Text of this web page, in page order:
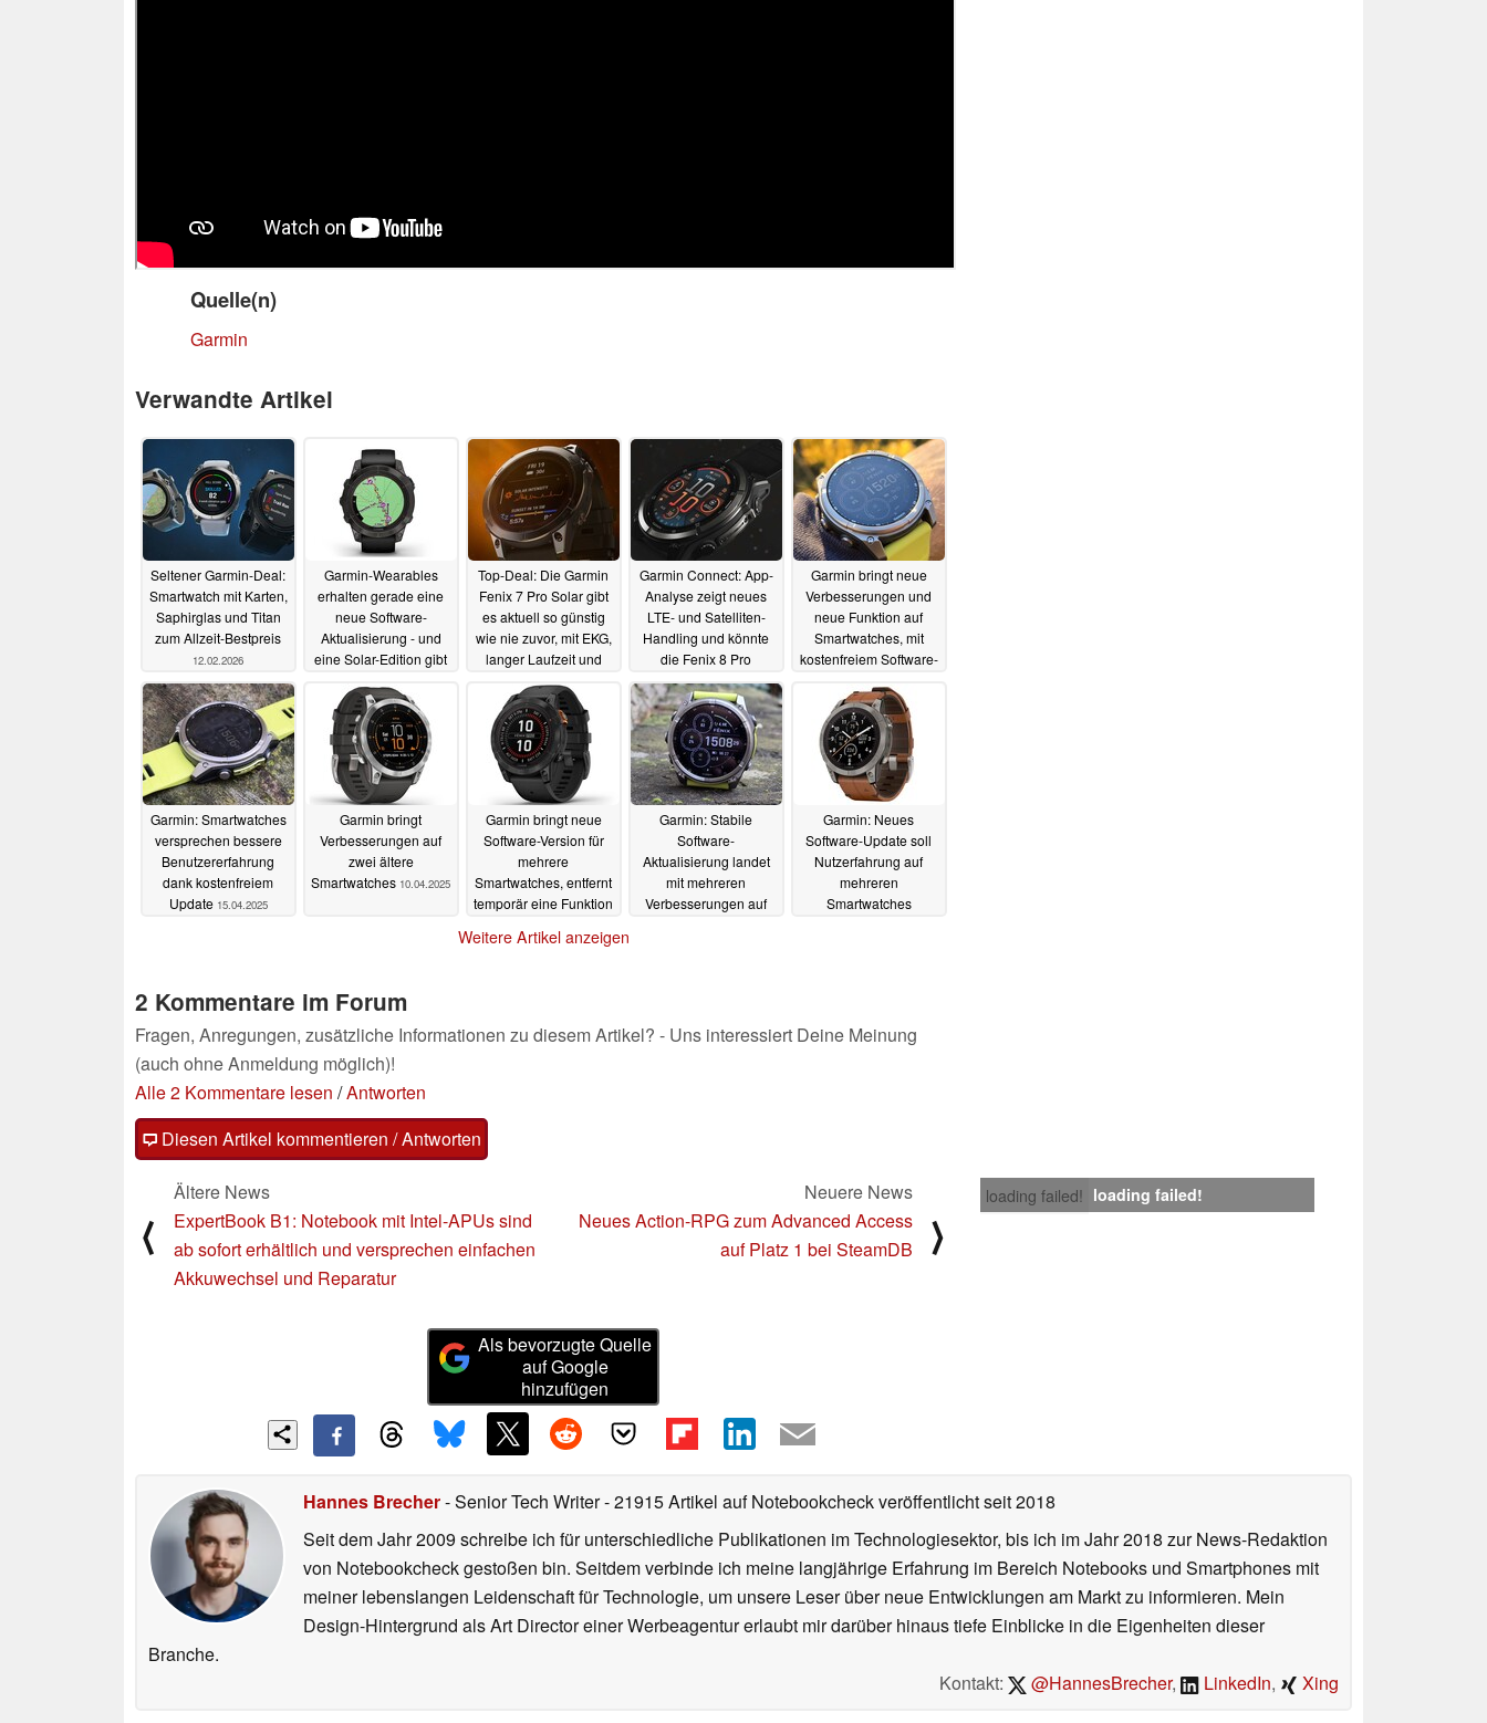
Quelle(n)
Garmin
Verwandte Artikel
Seltener Garmin-Deal:
Smartwatch mit Karten,
Saphirglas und Titan
zum Allzeit-Bestpreis
12.02.2026
Garmin-Wearables
erhalten gerade eine
neue Software-
Aktualisierung - und
eine Solar-Edition gibt
Top-Preis25.11.2025
Top-Deal: Die Garmin
Fenix 7 Pro Solar gibt
es aktuell so günstig
wie nie zuvor, mit EKG,
langer Laufzeit und
21.11.2025
Garmin Connect: App-
Analyse zeigt neues
LTE- und Satelliten-
Handling und könnte
die Fenix 8 Pro
vorbereiten17.08.2025
Garmin bringt neue
Verbesserungen und
neue Funktion auf
Smartwatches, mit
kostenfreiem Software-
Garmin: Smartwatches
versprechen bessere
Benutzererfahrung
dank kostenfreiem
Update 15.04.2025
Garmin bringt
Verbesserungen auf
zwei ältere
Smartwatches 10.04.2025
Garmin bringt neue
Software-Version für
mehrere
Smartwatches, entfernt
temporär eine Funktion
Garmin: Stabile
Software-
Aktualisierung landet
mit mehreren
Verbesserungen auf
Garmin: Neues
Software-Update soll
Nutzerfahrung auf
mehreren
Smartwatches
Weitere Artikel anzeigen
2 Kommentare im Forum
Fragen, Anregungen, zusätzliche Informationen zu diesem Artikel? - Uns interessiert Deine Meinung
(auch ohne Anmeldung möglich)!
Alle 2 Kommentare lesen /Antworten
Diesen Artikel kommentieren / Antworten
loading failed! loading failed!
⟨
Ältere News
ExpertBook B1: Notebook mit Intel-APUs sind
ab sofort erhältlich und versprechen einfachen
Akkuwechsel und Reparatur
Neuere News
Neues Action-RPG zum Advanced Access
auf Platz 1 bei SteamDB
⟩
Als bevorzugte Quelle
auf Google
hinzufügen
Hannes Brecher- Senior Tech Writer- 21915 Artikel auf Notebookcheck veröffentlichtseit 2018
Seit dem Jahr 2009 schreibe ich für unterschiedliche Publikationen im Technologiesektor, bis ich im Jahr 2018 zur News-Redaktion
von Notebookcheck gestoßen bin. Seitdem verbinde ich meine langjährige Erfahrung im Bereich Notebooks und Smartphones mit
meiner lebenslangen Leidenschaft für Technologie, um unsere Leser über neue Entwicklungen am Markt zu informieren. Mein
Design-Hintergrund als Art Director einer Werbeagentur erlaubt mir darüber hinaus tiefe Einblicke in die Eigenheiten dieser
Branche.
Kontakt:
@HannesBrecher, LinkedIn, Xing